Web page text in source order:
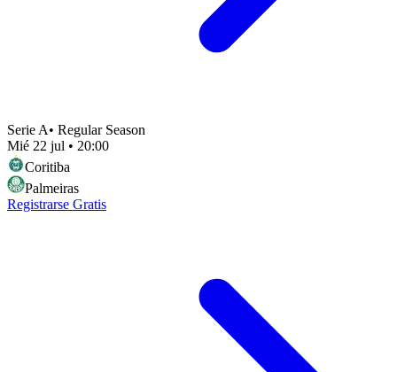
Serie A• Regular Season
Mié 22 jul • 20:00
Coritiba
Palmeiras
Registrarse Gratis